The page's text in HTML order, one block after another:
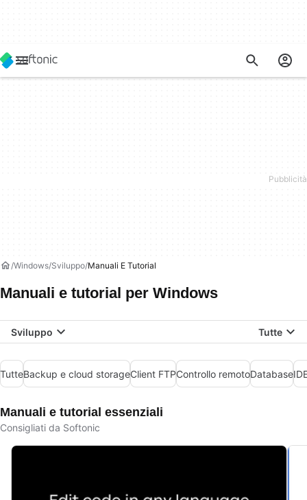
Windows Sviluppo Manuali E Tutorial
Manuali e tutorial per Windows
Sviluppo Tutte
TutteBackup e cloud storageClient FTPControllo remotoDatabase
Manuali e tutorial essenziali
Consigliati da Softonic